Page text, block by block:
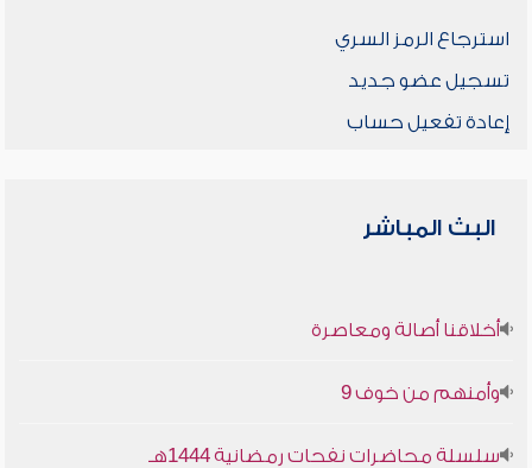
استرجاع الرمز السري
تسجيل عضو جديد
إعادة تفعيل حساب
البث المباشر
أخلاقنا أصالة ومعاصرة
وأمنهم من خوف 9
سلسلة محاضرات نفحات رمضانية 1444هـ